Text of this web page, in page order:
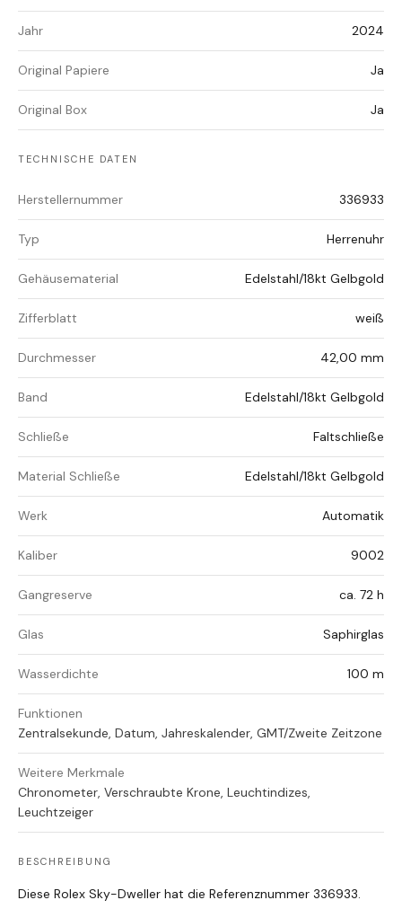
Jahr 2024
Original Papiere Ja
Original Box Ja
TECHNISCHE DATEN
Herstellernummer 336933
Typ Herrenuhr
Gehäusematerial Edelstahl/18kt Gelbgold
Zifferblatt weiß
Durchmesser 42,00 mm
Band Edelstahl/18kt Gelbgold
Schließe Faltschließe
Material Schließe Edelstahl/18kt Gelbgold
Werk Automatik
Kaliber 9002
Gangreserve ca. 72 h
Glas Saphirglas
Wasserdichte 100 m
Funktionen
Zentralsekunde, Datum, Jahreskalender, GMT/Zweite Zeitzone
Weitere Merkmale
Chronometer, Verschraubte Krone, Leuchtindizes,
Leuchtzeiger
BESCHREIBUNG
Diese Rolex Sky-Dweller hat die Referenznummer 336933.